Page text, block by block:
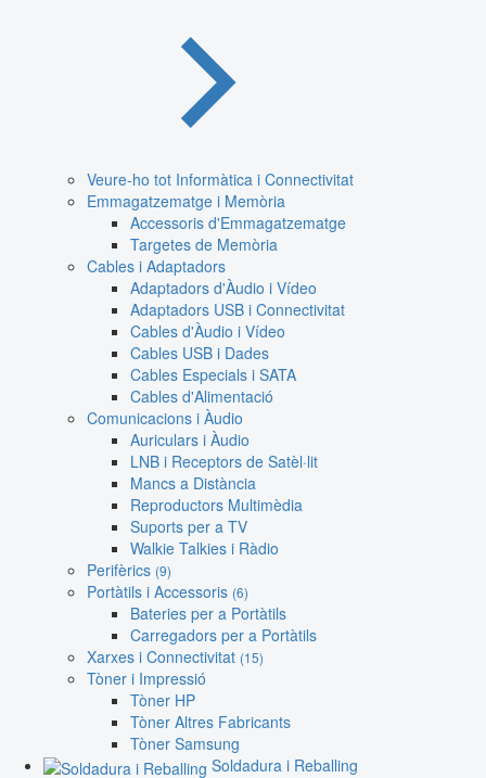
Veure-ho tot Informàtica i Connectivitat
Emmagatzematge i Memòria
Accessoris d'Emmagatzematge
Targetes de Memòria
Cables i Adaptadors
Adaptadors d'Àudio i Vídeo
Adaptadors USB i Connectivitat
Cables d'Àudio i Vídeo
Cables USB i Dades
Cables Especials i SATA
Cables d'Alimentació
Comunicacions i Àudio
Auriculars i Àudio
LNB i Receptors de Satèl·lit
Mancs a Distància
Reproductors Multimèdia
Suports per a TV
Walkie Talkies i Ràdio
Perifèrics (9)
Portàtils i Accessoris (6)
Bateries per a Portàtils
Carregadors per a Portàtils
Xarxes i Connectivitat (15)
Tòner i Impressió
Tòner HP
Tòner Altres Fabricants
Tòner Samsung
Soldadura i Reballing